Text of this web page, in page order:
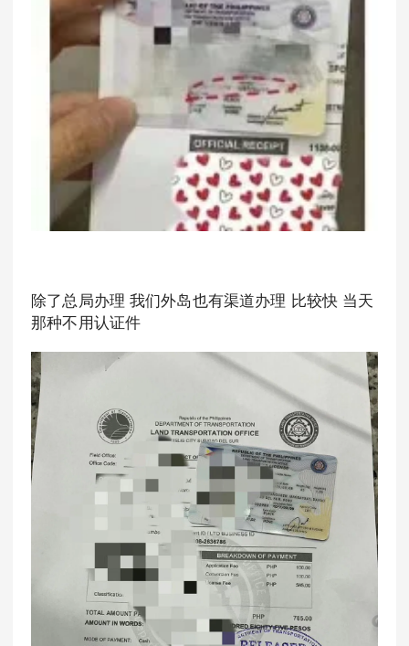
除了总局办理 我们外岛也有渠道办理 比较快 当天
那种不用认证件